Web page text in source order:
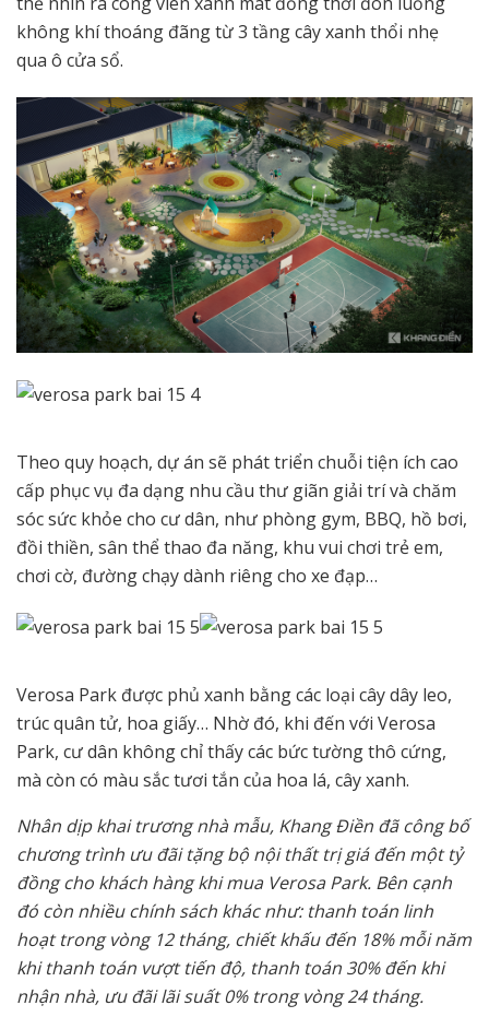
không khí thoáng đãng từ 3 tầng cây xanh thổi nhẹ
qua ô cửa sổ.
Theo quy hoạch, dự án sẽ phát triển chuỗi tiện ích cao
cấp phục vụ đa dạng nhu cầu thư giãn giải trí và chăm
sóc sức khỏe cho cư dân, như phòng gym, BBQ, hồ bơi,
đồi thiền, sân thể thao đa năng, khu vui chơi trẻ em,
chơi cờ, đường chạy dành riêng cho xe đạp…
Verosa Park được phủ xanh bằng các loại cây dây leo,
trúc quân tử, hoa giấy… Nhờ đó, khi đến với Verosa
Park, cư dân không chỉ thấy các bức tường thô cứng,
mà còn có màu sắc tươi tắn của hoa lá, cây xanh.
Nhân dịp khai trương nhà mẫu, Khang Điền đã công bố
chương trình ưu đãi tặng bộ nội thất trị giá đến một tỷ
đồng cho khách hàng khi mua Verosa Park. Bên cạnh
đó còn nhiều chính sách khác như: thanh toán linh
hoạt trong vòng 12 tháng, chiết khấu đến 18% mỗi năm
khi thanh toán vượt tiến độ, thanh toán 30% đến khi
nhận nhà, ưu đãi lãi suất 0% trong vòng 24 tháng.